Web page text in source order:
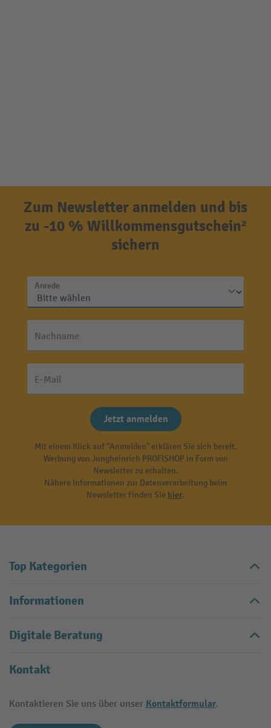
Zum Newsletter anmelden und bis
zu -10 % Willkommensgutschein²
sichern
Anrede
Nachname
E-Mail
Jetzt anmelden
Mit einem Klick auf "Anmelden" erklären Sie sich bereit,
Werbung von Jungheinrich PROFISHOP in Form von
Newsletter zu erhalten.
Nähere Informationen zur Datenverarbeitung beim
Newsletter finden Sie hier.
Top Kategorien
Informationen
Digitale Beratung
Kontakt
Kontaktieren Sie uns über unser Kontaktformular.